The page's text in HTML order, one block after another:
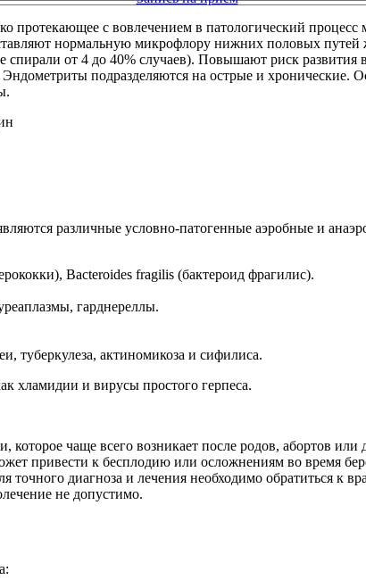
протекающее с вовлечением в патологический
нормальную микрофлору нижних половых
спирали от 4 до 40% случаев). Повышают риск
подразделяются на острые и хронические.
различные условно-патогенные аэробные и
Bacteroides fragilis (бактероид фрагилис).
гарднереллы.
туберкулеза, актиномикоза и сифилиса.
хламидии и вирусы простого герпеса.
которое чаще всего возникает после родов, абортов
привести к бесплодию или осложнениям во время
диагноза и лечения необходимо обратиться к
не допустимо.